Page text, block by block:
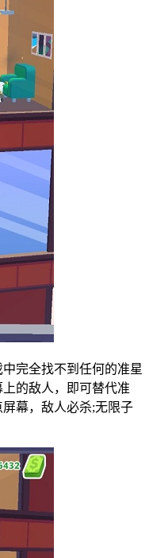
完全找不到任何的准星
的敌人，即可替代准
幕，敌人必杀;无限子